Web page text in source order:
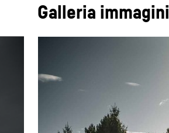
Galleria immagini